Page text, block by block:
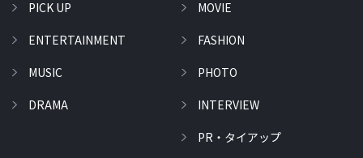
PICK UP
ENTERTAINMENT
MUSIC
DRAMA
MOVIE
FASHION
PHOTO
INTERVIEW
PR・タイアップ